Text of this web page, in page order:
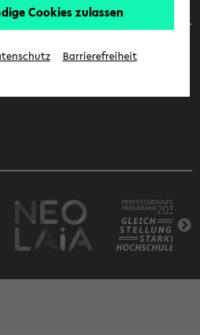
Cookies zulassen
Barrierefreiheit